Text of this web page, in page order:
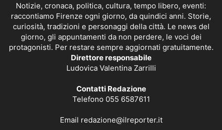
Notizie, cronaca, politica, cultura, tempo libero, eventi:
raccontiamo Firenze ogni giorno, da quindici anni. Storie,
curiosità, tradizioni e personaggi della città. Le news del
giorno, gli appuntamenti da non perdere, le voci dei
protagonisti. Per restare sempre aggiornati gratuitamente.
Direttore responsabile
Ludovica Valentina Zarrilli
Contatti Redazione
Telefono 055 6587611
Email redazione@ilreporter.it